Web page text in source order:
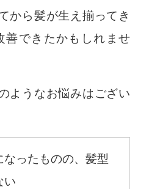
から髪が生え揃ってき
善できたかもしれませ
ようなお悩みはござい
ったものの、髪型
い